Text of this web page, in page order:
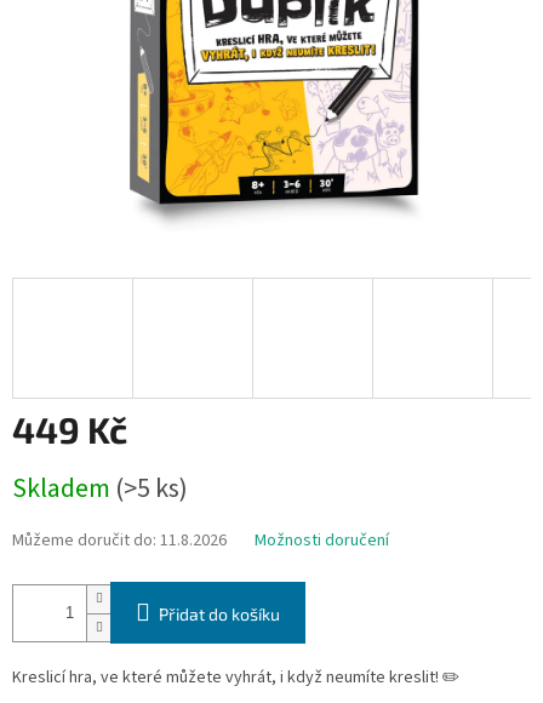
449 Kč
cena:
Skladem (>5 ks)
Můžeme doručit do: 11.8.2026 Možnosti doručení
Přidat do košíku
Kreslicí hra, ve které můžete vyhrát, i když neumíte kreslit! ✏️